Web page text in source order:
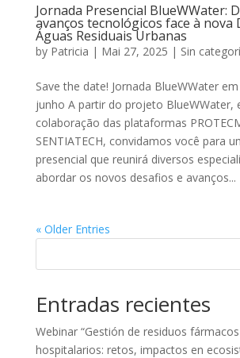
Jornada Presencial BlueWWater:
avanços tecnológicos face à nova
Águas Residuais Urbanas
by Patricia | Mai 27, 2025 | Sin
Save the date! Jornada BlueWWater
junho A partir do projeto BlueWWater,
colaboração das plataformas
SENTIATECH, convidamos você para
presencial que reunirá diversos
abordar os novos desafios e avanços...
« Older Entries
Entradas recientes
Webinar “Gestión de residuos
hospitalarios: retos, impactos en